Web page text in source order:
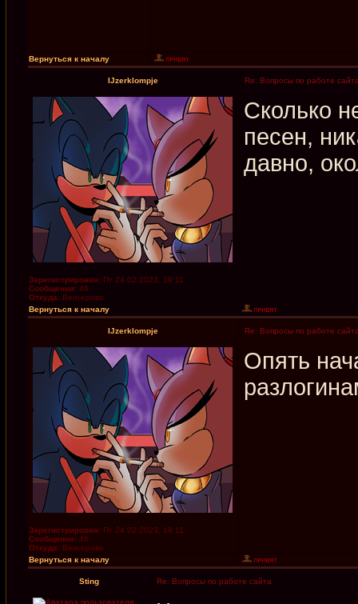
Вернуться к началу
IJzerklompje Re: Вопросы по работе
Зарегистрирован: Пт 24.02.2023, 19:11
Сообщения: 46
Откуда: Венгерово
Сколько
песен,
давно,
Вернуться к началу
IJzerklompje Re: Вопросы по работе
Зарегистрирован: Пт 24.02.2023, 19:11
Сообщения: 46
Откуда: Венгерово
Опять
Вернуться к началу
Sting Re: Вопросы по работе сайта